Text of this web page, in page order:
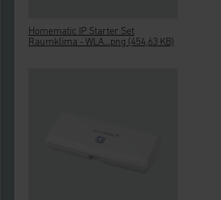
Homematic IP Starter Set
Raumklima - WLA...png (454,63 KB)